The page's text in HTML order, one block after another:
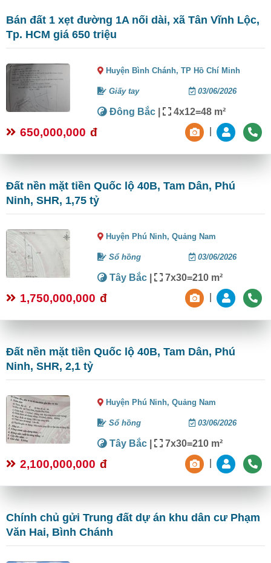
Bán đất 1 xẹt đường 1A nối dài, xã Tân Vĩnh Lộc,
Tp. HCM giá 650 triệu
Huyện Bình Chánh,TP Hồ Chí Minh
Giấy tay 03/06/2026
Đông Bắc | 4x12=48 m²
650,000,000 đ
Đất nền mặt tiền Quốc lộ 40B, Tam Dân, Phú
Ninh, SHR, 1,75 tỷ
Huyện Phú Ninh,Quảng Nam
Sổ hồng 03/06/2026
Tây Bắc | 7x30=210 m²
1,750,000,000 đ
Đất nền mặt tiền Quốc lộ 40B, Tam Dân, Phú
Ninh, SHR, 2,1 tỷ
Huyện Phú Ninh,Quảng Nam
Sổ hồng 03/06/2026
Tây Bắc | 7x30=210 m²
2,100,000,000 đ
Chính chủ gửi Trung đất dự án khu dân cư Phạm
Văn Hai, Bình Chánh